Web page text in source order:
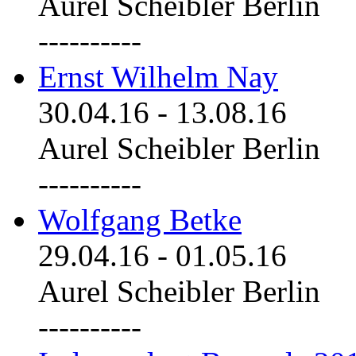
----------
Ernst Wilhelm Nay
30.04.16 - 13.08.16
Aurel Scheibler Berlin
----------
Wolfgang Betke
29.04.16 - 01.05.16
Aurel Scheibler Berlin
----------